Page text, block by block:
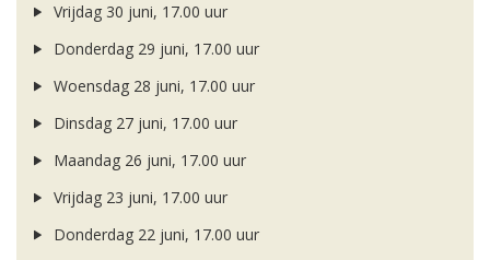
Vrijdag 30 juni, 17.00 uur
Donderdag 29 juni, 17.00 uur
Woensdag 28 juni, 17.00 uur
Dinsdag 27 juni, 17.00 uur
Maandag 26 juni, 17.00 uur
Vrijdag 23 juni, 17.00 uur
Donderdag 22 juni, 17.00 uur